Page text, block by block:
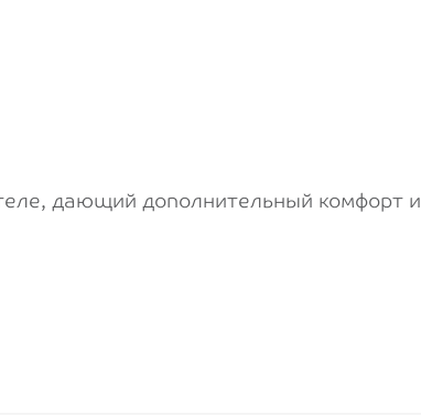
дающий дополнительный комфорт и